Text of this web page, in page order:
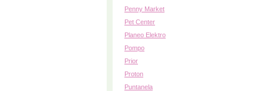
Penny Market
Pet Center
Planeo Elektro
Pompo
Prior
Proton
Puntanela